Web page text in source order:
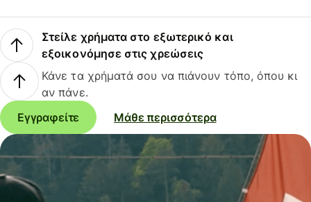
Στείλε χρήματα στο εξωτερικό και
εξοικονόμησε στις χρεώσεις
Κάνε τα χρήματά σου να πιάνουν τόπο, όπου κι
αν πάνε.
Εγγραφείτε
Μάθε περισσότερα